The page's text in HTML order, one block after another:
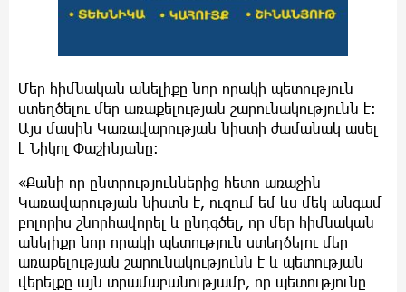
Մեր հիմնական անելիքը նոր որակի պետություն
ստեղծելու մեր առաքելության շարունակությունն է:
Այս մասին Կառավարության նիստի ժամանակ ասել
է Նիկոլ Փաշինյանը:
«Քանի որ ընտրություններից հետո առաջին
Կառավարության նիստն է, ուզում եմ ևս մեկ անգամ
բոլորիս շնորհավորել և ընդգծել, որ մեր հիմնական
անելիքը նոր որակի պետություն ստեղծելու մեր
առաքելության շարունակությունն է և պետության
վերելքը այն տրամաբանությամբ, որ պետությունը